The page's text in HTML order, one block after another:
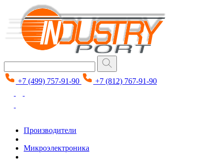
+7 (499) 757-91-90 +7 (812) 767-91-90
Производители
Микроэлектроника